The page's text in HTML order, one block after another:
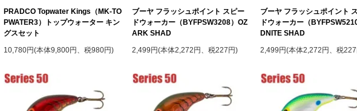
PRADCO Topwater Kings（MK-TO
PWATER3）トップウォーター キン
グスセット
10,780円(本体9,800円、税980円)
ブーヤ フラッシュポイント スピー
ドウォーカー（BYFPSW3208）OZ
ARK SHAD
2,499円(本体2,272円、税227円)
ブーヤ フラッシュポイント
ドウォーカー（
DNITE SHAD
2,499円(本体2,272円、税